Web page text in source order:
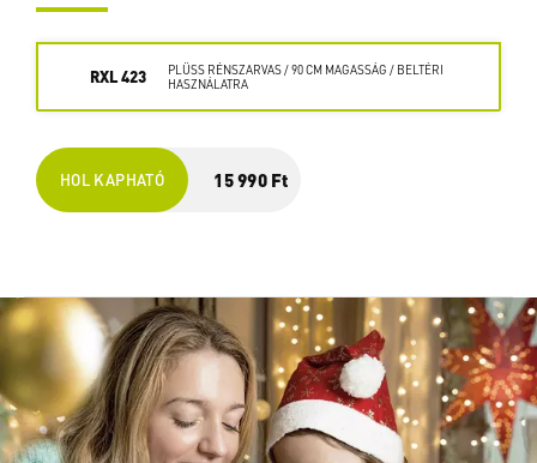
RXL 423
PLÜSS RÉNSZARVAS / 90 CM MAGASSÁG / BELTÉRI
HASZNÁLATRA
HOL KAPHATÓ 15 990 Ft